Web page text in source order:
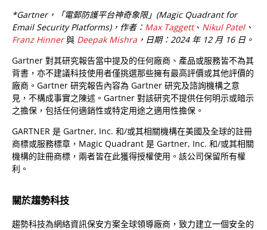
*Gartner，「電郵防護平台神奇象限」(Magic Quadrant for
Email Security Platforms)，作者： Max Taggett、 Nikul Patel、
Franz Hinner與 Deepak Mishra ，日期：2024 年 12 月 16 日。
Gartner 對其研究報告當中提及的任何廠商、產品或服務皆不為其
背書，亦不建議科技使用者僅挑選那些擁有最高評價或其他評價的
廠商。Gartner 研究報告內容為 Gartner 研究及諮詢機構之意
見，不構成事實之陳述。Gartner 對該研究不提供任何明示或暗示
之擔保，包括任何適銷性或特定用途之適用性擔保。
GARTNER 是 Gartner, Inc. 和/或其相關機構在美國及全球的註冊
商標或服務標章，Magic Quadrant 是 Gartner, Inc. 和/或其相關
機構的註冊商標，兩者皆在此獲得授權使用。該公司保留所有權
利。
關於趨勢科技
趨勢科技為網絡資訊保安方案全球領導廠商，致力建立一個安全的